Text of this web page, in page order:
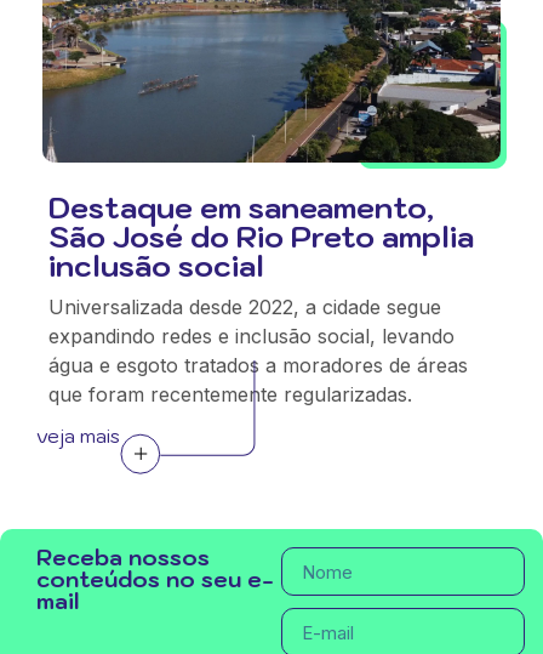
Destaque em saneamento,
São José do Rio Preto amplia
inclusão social
Universalizada desde 2022, a cidade segue
expandindo redes e inclusão social, levando
água e esgoto tratados a moradores de áreas
que foram recentemente regularizadas.
veja mais
Receba nossos
conteúdos no seu e-
mail